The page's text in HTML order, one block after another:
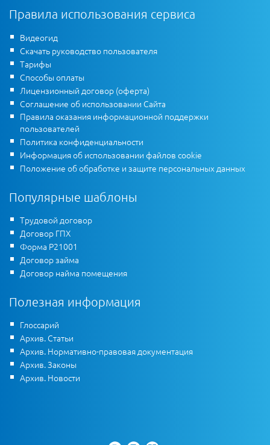
Правила использования сервиса
Видеогид
Скачать руководство пользователя
Тарифы
Способы оплаты
Лицензионный договор (оферта)
Соглашение об использовании Сайта
Правила оказания информационной поддержки
пользователей
Политика конфиденциальности
Информация об использовании файлов cookie
Положение об обработке и защите персональных данных
Популярные шаблоны
Трудовой договор
Договор ГПХ
Форма Р21001
Договор займа
Договор найма помещения
Полезная информация
Глоссарий
Архив. Статьи
Архив. Нормативно-правовая документация
Архив. Законы
Архив. Новости